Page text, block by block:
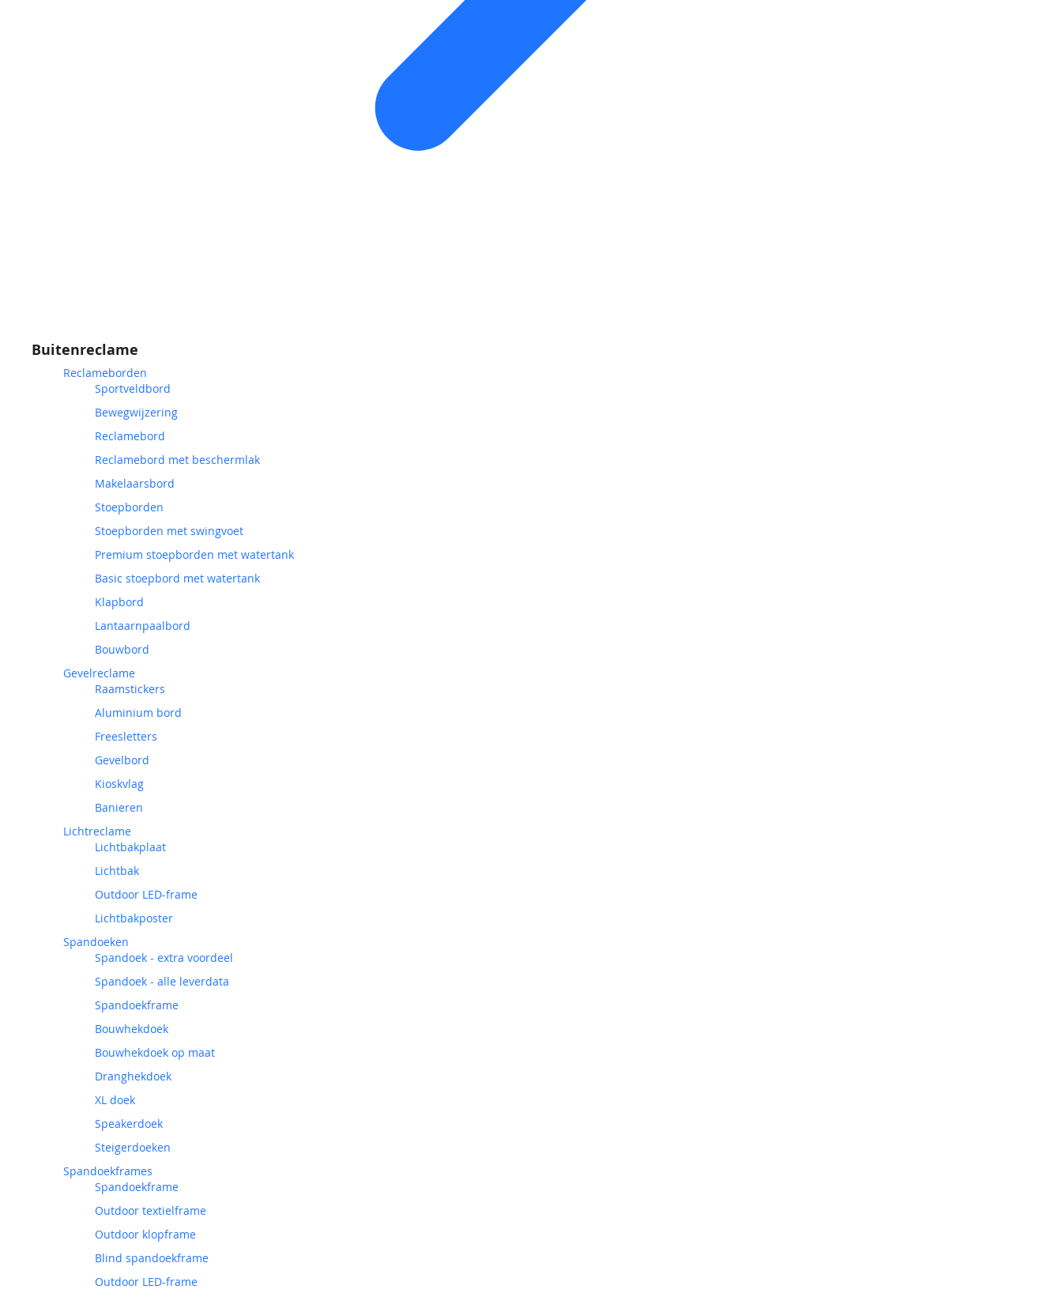
Buitenreclame
Reclameborden
Sportveldbord
Bewegwijzering
Reclamebord
Reclamebord met beschermlak
Makelaarsbord
Stoepborden
Stoepborden met swingvoet
Premium stoepborden met watertank
Basic stoepbord met watertank
Klapbord
Lantaarnpaalbord
Bouwbord
Gevelreclame
Raamstickers
Aluminium bord
Freesletters
Gevelbord
Kioskvlag
Banieren
Lichtreclame
Lichtbakplaat
Lichtbak
Outdoor LED-frame
Lichtbakposter
Spandoeken
Spandoek - extra voordeel
Spandoek - alle leverdata
Spandoekframe
Bouwhekdoek
Bouwhekdoek op maat
Dranghekdoek
XL doek
Speakerdoek
Steigerdoeken
Spandoekframes
Spandoekframe
Outdoor textielframe
Outdoor klopframe
Blind spandoekframe
Outdoor LED-frame